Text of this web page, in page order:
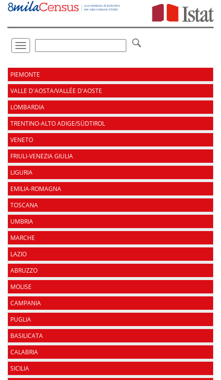
Vai
direttamente
Toggle
navigation
.
PIEMONTE
VALLE D'AOSTA/VALLÉE D'AOSTE
LOMBARDIA
TRENTINO-ALTO ADIGE/SÜDTIROL
VENETO
FRIULI-VENEZIA GIULIA
LIGURIA
EMILIA-ROMAGNA
TOSCANA
UMBRIA
MARCHE
LAZIO
ABRUZZO
MOLISE
CAMPANIA
PUGLIA
BASILICATA
CALABRIA
SICILIA